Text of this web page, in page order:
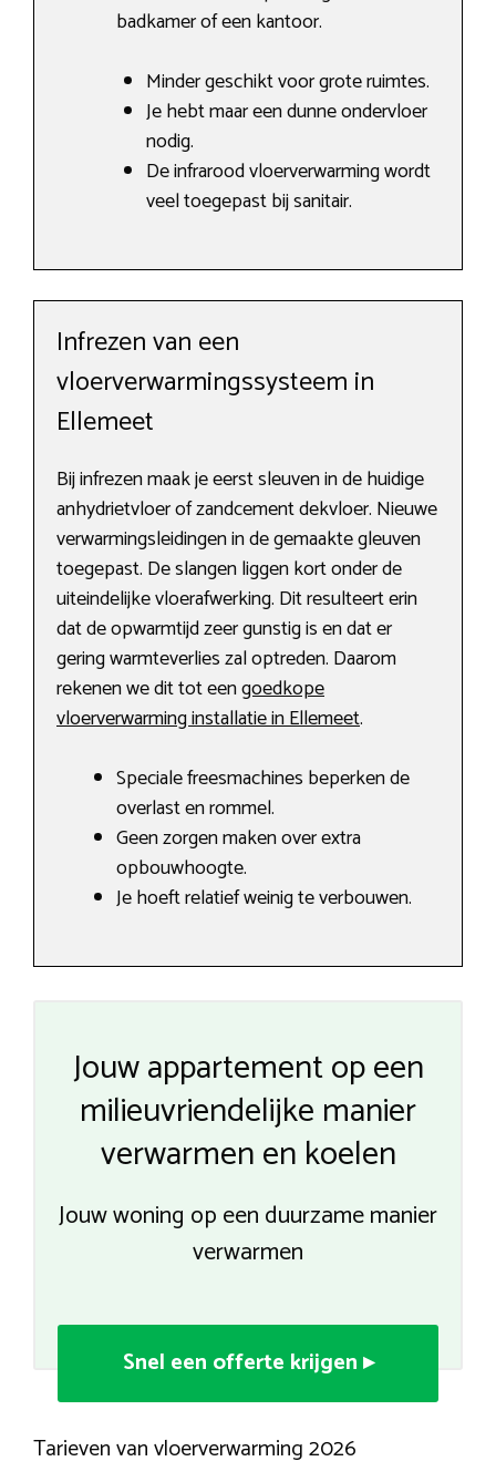
badkamer of een kantoor.
Minder geschikt voor grote ruimtes.
Je hebt maar een dunne ondervloer
nodig.
De infrarood vloerverwarming wordt
veel toegepast bij sanitair.
Infrezen van een
vloerverwarmingssysteem in
Ellemeet
Bij infrezen maak je eerst sleuven in de huidige
anhydrietvloer of zandcement dekvloer. Nieuwe
verwarmingsleidingen in de gemaakte gleuven
toegepast. De slangen liggen kort onder de
uiteindelijke vloerafwerking. Dit resulteert erin
dat de opwarmtijd zeer gunstig is en dat er
gering warmteverlies zal optreden. Daarom
rekenen we dit tot eengoedkope
vloerverwarming installatie in Ellemeet.
Speciale freesmachines beperken de
overlast en rommel.
Geen zorgen maken over extra
opbouwhoogte.
Je hoeft relatief weinig te verbouwen.
Jouw appartement op een
milieuvriendelijke manier
verwarmen en koelen
Jouw woning op een duurzame manier
verwarmen
Snel een offerte krijgen ▸
Tarieven van vloerverwarming 2026